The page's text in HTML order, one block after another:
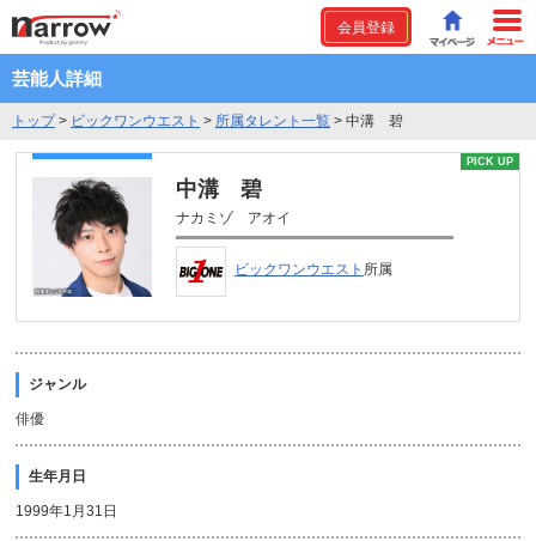
会員登録
芸能人詳細
トップ> ビックワンウエスト > 所属タレント一覧 > 中溝 碧
PICK UP
中溝 碧
ナカミゾ アオイ
ビックワンウエスト 所属
ジャンル
俳優
生年月日
1999年1月31日